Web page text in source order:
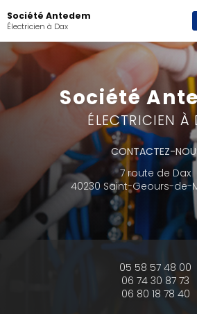
au
contenu
principal
Société Antedem
Électricien à Dax
Société
ÉLECTRICIEN À
CONTACTEZ-
7 route de Dax
40230 Saint-Geours-de-
05 58 57 48 00
06 74 30 87 73
06 80 18 78 40